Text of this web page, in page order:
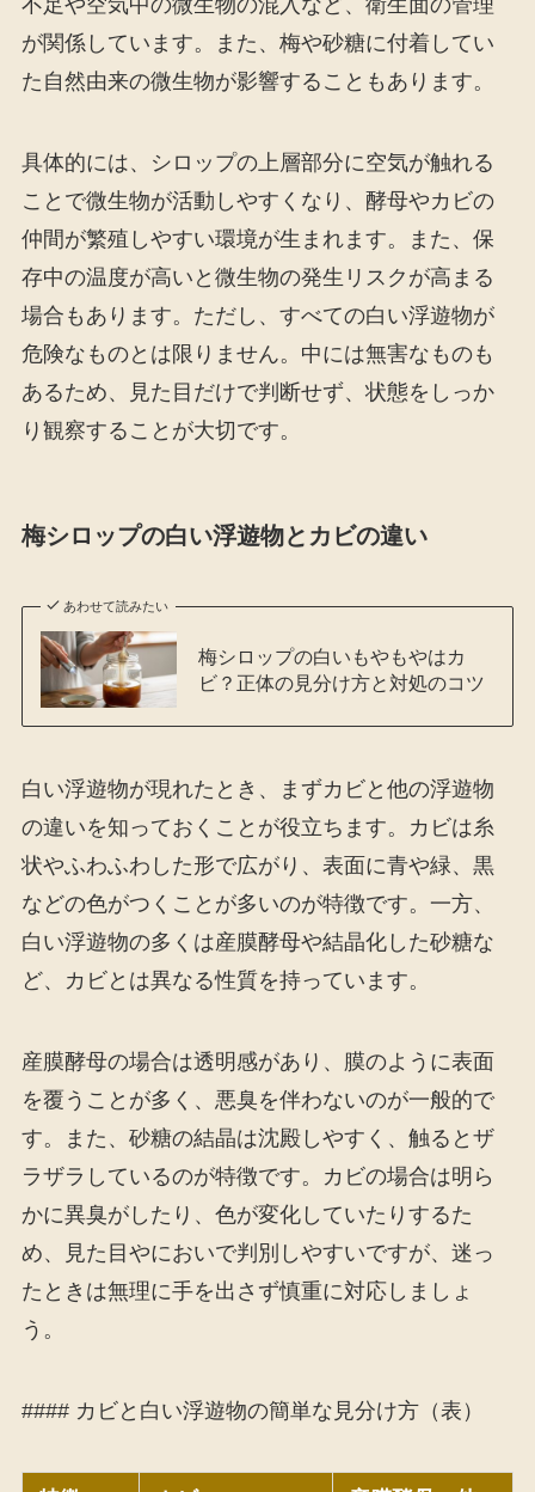
不足や空気中の微生物の混入など、衛生面の管理
が関係しています。また、梅や砂糖に付着してい
た自然由来の微生物が影響することもあります。
具体的には、シロップの上層部分に空気が触れる
ことで微生物が活動しやすくなり、酵母やカビの
仲間が繁殖しやすい環境が生まれます。また、保
存中の温度が高いと微生物の発生リスクが高まる
場合もあります。ただし、すべての白い浮遊物が
危険なものとは限りません。中には無害なものも
あるため、見た目だけで判断せず、状態をしっか
り観察することが大切です。
梅シロップの白い浮遊物とカビの違い
あわせて読みたい
梅シロップの白いもやもやはカ
ビ？正体の見分け方と対処のコツ
白い浮遊物が現れたとき、まずカビと他の浮遊物
の違いを知っておくことが役立ちます。カビは糸
状やふわふわした形で広がり、表面に青や緑、黒
などの色がつくことが多いのが特徴です。一方、
白い浮遊物の多くは産膜酵母や結晶化した砂糖な
ど、カビとは異なる性質を持っています。
産膜酵母の場合は透明感があり、膜のように表面
を覆うことが多く、悪臭を伴わないのが一般的で
す。また、砂糖の結晶は沈殿しやすく、触るとザ
ラザラしているのが特徴です。カビの場合は明ら
かに異臭がしたり、色が変化していたりするた
め、見た目やにおいで判別しやすいですが、迷っ
たときは無理に手を出さず慎重に対応しましょ
う。
#### カビと白い浮遊物の簡単な見分け方（表）